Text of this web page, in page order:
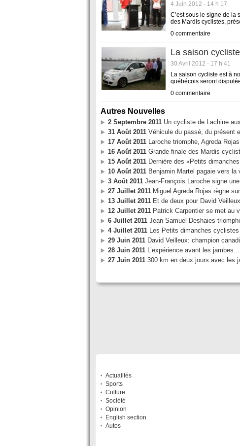
4 Juin 2012 - 14 h 17
C’est sous le signe de la
des Mardis cyclistes,
0 commentaire
La saison
30 Avril 2012 - 17 h 41
La saison cycliste est à
québécois seront
0 commentaire
Autres Nouvelles
2 Septembre 2011 Un cycliste de Lachine
31 Août 2011 Véhicule du passé, du présent
17 Août 2011 Laroche triomphe, Agreda
16 Août 2011 Grande finale des Mardis
15 Août 2011 Dernière des «Petits
10 Août 2011 Benjamin Martel pagaie vers la
3 Août 2011 Jean-François Laroche signe
27 Juillet 2011 Miguel Agreda Rojas règne
13 Juillet 2011 Et de deux pour David
12 Juillet 2011 Patrick Carpentier se met au
6 Juillet 2011 Jean-Samuel Deshaies
4 Juillet 2011 Les Petits dimanches
29 Juin 2011 David Veilleux: champion
28 Juin 2011 L’expérience avant les jambes...
27 Juin 2011 300 km en deux jours avec les
Actualités
Sports
Culture
Société
Opinion
English section
Autos